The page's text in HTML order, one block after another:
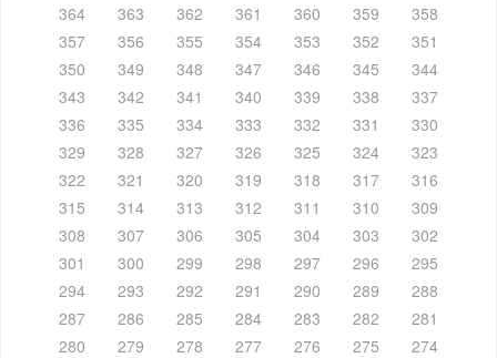
364
363 362 361 360 359
358
357
356 355 354 353 352
351
350
349 348 347 346 345
344
343
342 341 340 339 338
337
336
335 334 333 332 331
330
329
328 327 326 325 324
323
322
321 320 319 318 317
316
315
314 313 312 311 310
309
308
307 306 305 304 303
302
301
300 299 298 297 296
295
294
293 292 291 290 289
288
287
286 285 284 283 282
281
280
279 278 277 276 275
274